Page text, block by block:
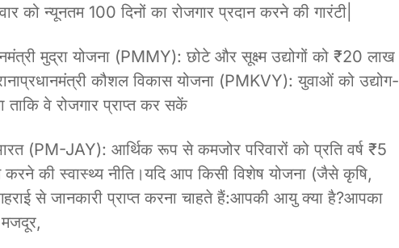
को न्यूनतम 100 दिनों का रोजगार प्रदान करने की गारंटी|
मुद्रा योजना (PMMY): छोटे और सूक्ष्म उद्योगों को ₹20 लाख
कौशल विकास योजना (PMKVY): युवाओं को उद्योग-
ताकि वे रोजगार प्राप्त कर सकें
(PM-JAY): आर्थिक रूप से कमजोर परिवारों को प्रति वर्ष ₹5
की स्वास्थ्य नीति।यदि आप किसी विशेष योजना (जैसे कृषि,
गहराई से जानकारी प्राप्त करना चाहते हैं:आपकी आयु क्या है?आपका